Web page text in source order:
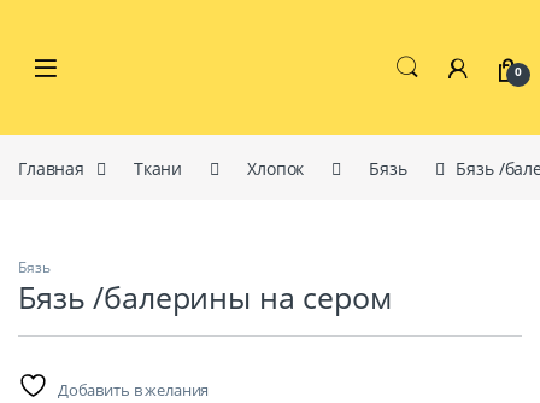
0
Главная Ткани Хлопок Бязь Бязь /
Бязь
Бязь /балерины на сером
Добавить в желания